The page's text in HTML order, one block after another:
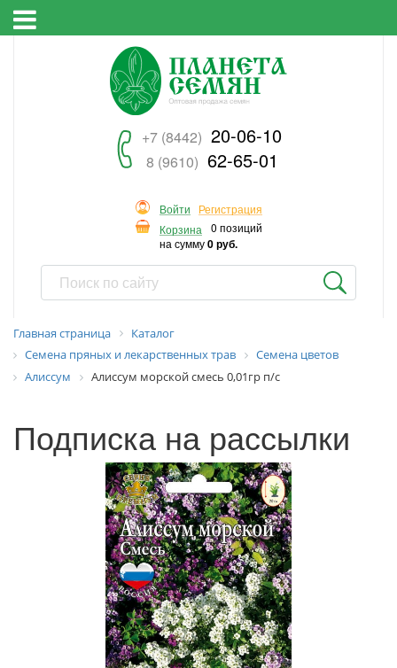
+7 (8442) 20-06-10
8 (9610) 62-65-01
Войти
Регистрация
Корзина
0 позиций
на сумму0 руб.
Главная страница
Каталог
Семена пряных и лекарственных трав
Семена цветов
Алиссум
Алиссум морской смесь 0,01гр п/с
Подписка на рассылки